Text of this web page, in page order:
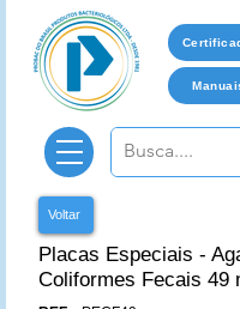
Voltar
Placas Especiais -
Coliformes Fecais 49